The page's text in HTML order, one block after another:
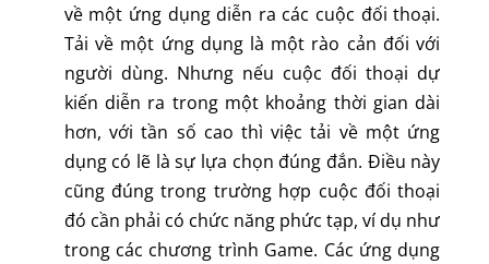
về một ứng dụng diễn ra các cuộc đối thoại.
Tải về một ứng dụng là một rào cản đối với
người dùng. Nhưng nếu cuộc đối thoại dự
kiến diễn ra trong một khoảng thời gian dài
hơn, với tần số cao thì việc tải về một ứng
dụng có lẽ là sự lựa chọn đúng đắn. Điều này
cũng đúng trong trường hợp cuộc đối thoại
đó cần phải có chức năng phức tạp, ví dụ như
trong các chương trình Game. Các ứng dụng